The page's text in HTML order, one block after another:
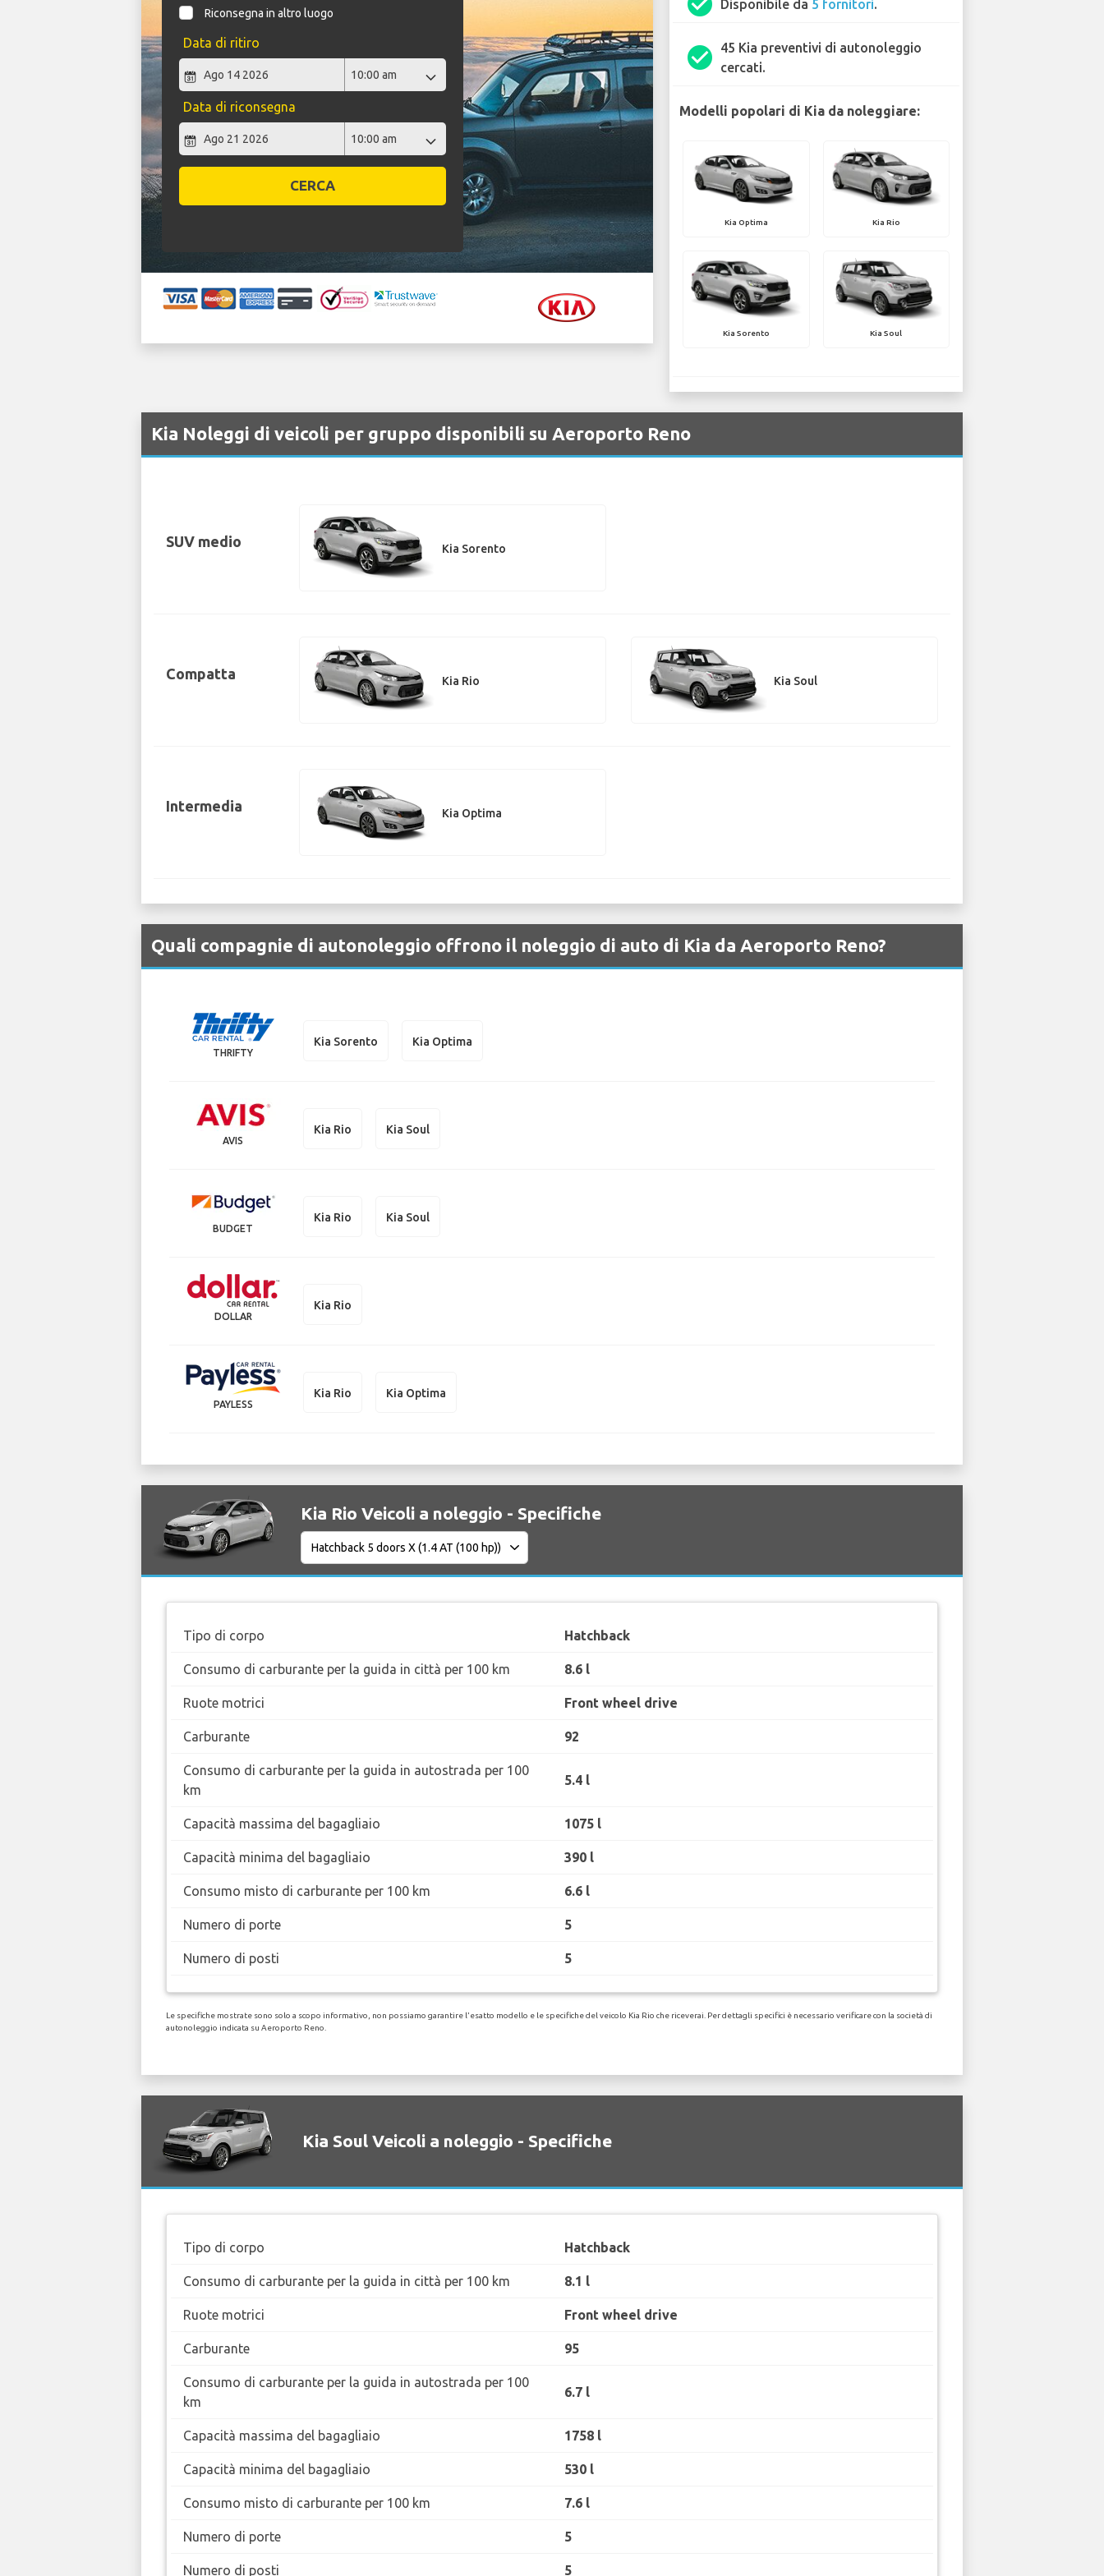
Riconsegna in altro luogo
Data di ritiro
Data di riconsegna
CERCA
Disponibile da 5 fornitori.
check_circle
45 Kia preventivi di autonoleggio
cercati.
Modelli popolari di Kia da noleggiare:
Kia Optima Kia Rio
Kia Sorento Kia Soul
Kia Noleggi di veicoli per gruppo disponibili su Aeroporto Reno
SUV medio Kia Sorento
Compatta Kia Rio Kia Soul
Intermedia Kia Optima
Quali compagnie di autonoleggio offrono il noleggio di auto di Kia da Aeroporto Reno?
THRIFTY
Kia Sorento Kia Optima
AVIS
Kia Rio Kia Soul
BUDGET
Kia Rio Kia Soul
DOLLAR
Kia Rio
PAYLESS
Kia Rio Kia Optima
Kia Rio Veicoli a noleggio - Specifiche
Tipo di corpo Hatchback
Consumo di carburante per la guida in città per 100 km 8.6 l
Ruote motrici Front wheel drive
Carburante 92
Consumo di carburante per la guida in autostrada per 100
km
5.4 l
Capacità massima del bagagliaio 1075 l
Capacità minima del bagagliaio 390 l
Consumo misto di carburante per 100 km 6.6 l
Numero di porte 5
Numero di posti 5
Le specifiche mostrate sono solo a scopo informativo, non possiamo garantire l'esatto modello e le specifiche del veicolo Kia Rio che riceverai. Per dettagli specifici è necessario verificare con la società di
autonoleggio indicata su Aeroporto Reno.
Kia Soul Veicoli a noleggio - Specifiche
Tipo di corpo Hatchback
Consumo di carburante per la guida in città per 100 km 8.1 l
Ruote motrici Front wheel drive
Carburante 95
Consumo di carburante per la guida in autostrada per 100
km
6.7 l
Capacità massima del bagagliaio 1758 l
Capacità minima del bagagliaio 530 l
Consumo misto di carburante per 100 km 7.6 l
Numero di porte 5
Numero di posti 5